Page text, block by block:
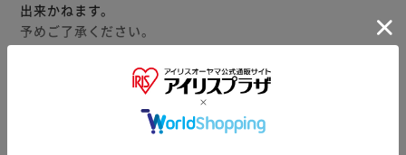
出来かねます。
予めご了承ください。
【サメジャーキー】
無添加・無着色のハードタイプおやつです。
高タンパクで旨みがたっぷり！お肉大好きというワンちゃん
もっと見る